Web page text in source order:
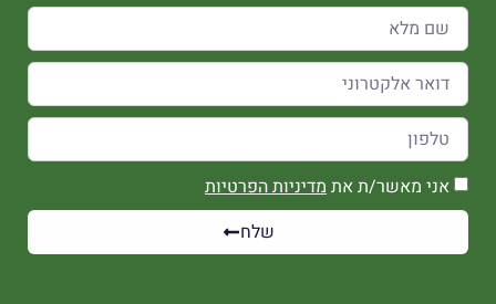
אני מאשר/ת את מדיניות הפרטיות
שלח